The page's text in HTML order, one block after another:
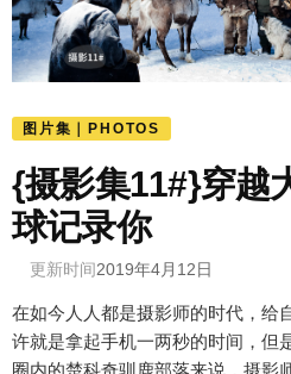
图片集｜PHOTOS
{摄影集11#}穿越
球记录你
更新时间2019年4月12日
在如今人人都是摄影师的时代，给
许就是拿起手机一两秒的时间，但
圈内的楚科奇驯鹿部落来说，摄影